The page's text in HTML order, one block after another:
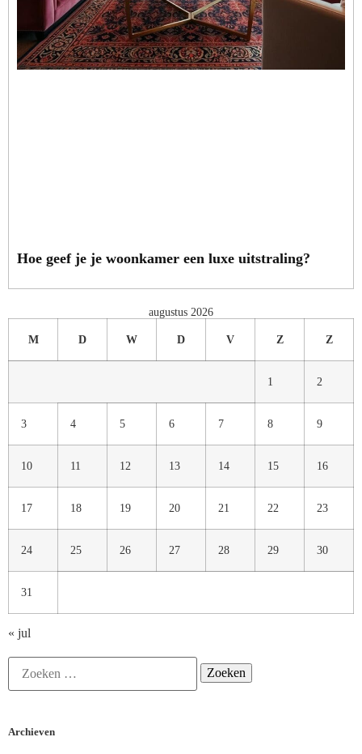
Hoe geef je je woonkamer een luxe uitstraling?
augustus 2026
M D W D V Z Z
1 2
3 4 5 6 7 8 9
10 11 12 13 14 15 16
17 18 19 20 21 22 23
24 25 26 27 28 29 30
31
« jul
Archieven